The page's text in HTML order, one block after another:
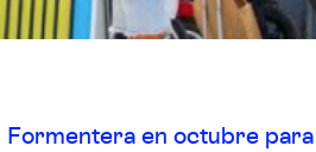
en octubre